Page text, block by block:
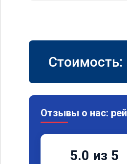
Стоимость:
Отзывы о нас:
5.0 из 5